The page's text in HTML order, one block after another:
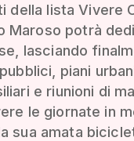
della lista Vivere
Maroso potrà
lasciando
piani
e riunioni di
le giornate in
sua amata